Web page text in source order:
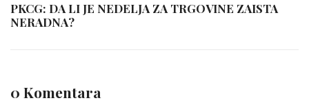
PKCG: DA LI JE NEDELJA ZA TRGOVINE ZAISTA
NERADNA?
0 Komentara